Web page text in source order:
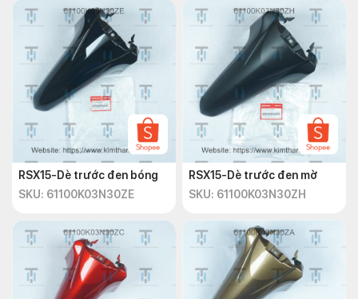
RSX15-Dè trước đen bóng
SKU: 61100K03N30ZE
RSX15-Dè trước đen mờ
SKU: 61100K03N30ZH